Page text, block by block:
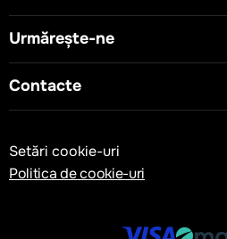
Urmărește-ne
Contacte
Setări cookie-uri
Politica de cookie-uri